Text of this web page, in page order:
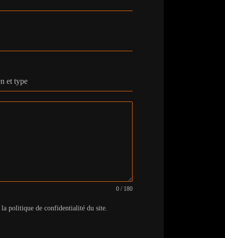
et type
0 / 180
la politique de confidentialité du site.